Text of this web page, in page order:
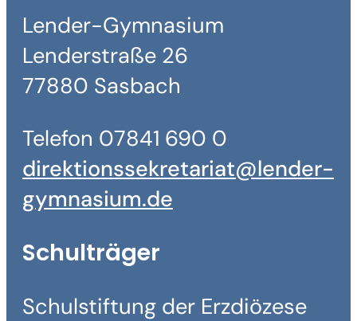
Lender-Gymnasium
Lenderstraße 26
77880 Sasbach
Telefon 07841 690 0
direktionssekretariat@lender-
gymnasium.de
Schulträger
Schulstiftung der Erzdiözese